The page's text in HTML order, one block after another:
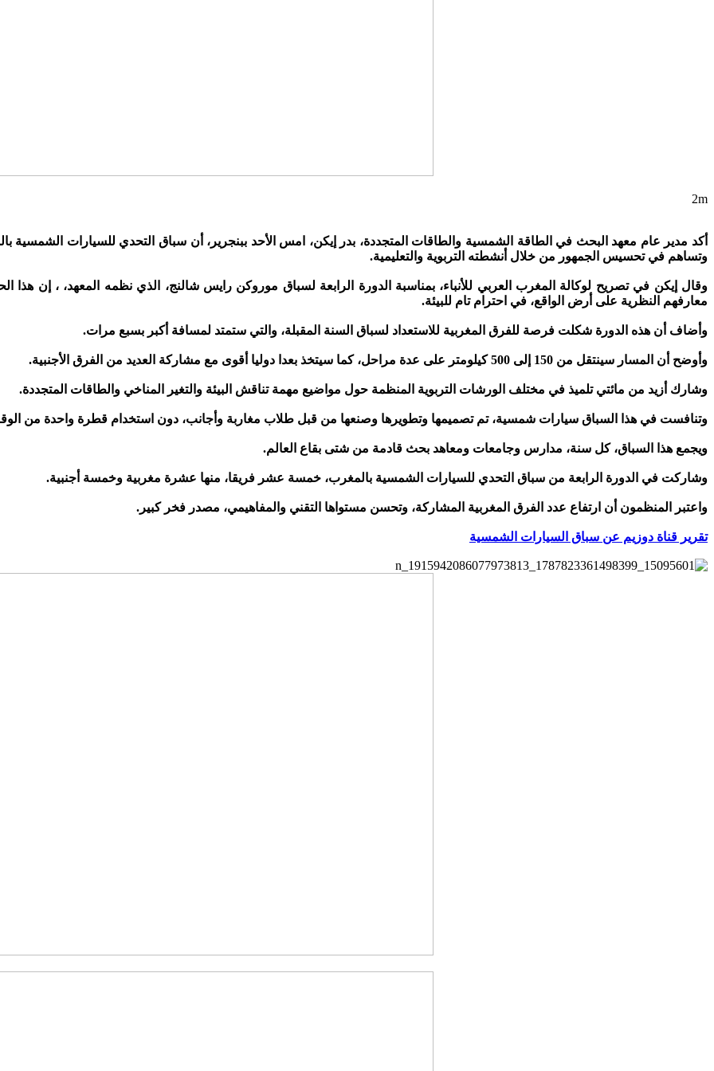
2m
أكد مدير عام معهد البحث في الطاقة الشمسية والطاقات المتجددة، بدر إيكن، امس الأحد ببنجرير، أن سباق التحدي للسيارات الشمسية
وتساهم في تحسيس الجمهور من خلال أنشطته التربوية والتعليمية.
معارفهم النظرية على أرض الواقع، في احترام تام للبيئة.
وأضاف أن هذه الدورة شكلت فرصة للفرق المغربية للاستعداد لسباق السنة المقبلة، والتي ستمتد لمسافة أكبر بسبع مرات.
وأوضح أن المسار سينتقل من 150 إلى 500 كيلومتر على عدة مراحل، كما سيتخذ بعدا دوليا أقوى مع مشاركة العديد من الفرق الأجنبية.
وشارك أزيد من مائتي تلميذ في مختلف الورشات التربوية المنظمة حول مواضيع مهمة تناقش البيئة والتغير المناخي والطاقات المتجددة.
وتنافست في هذا السباق سيارات شمسية، تم تصميمها وتطويرها وصنعها من قبل طلاب مغاربة وأجانب، دون استخدام قطرة واحدة من
ويجمع هذا السباق، كل سنة، مدارس وجامعات ومعاهد بحث قادمة من شتى بقاع العالم.
وشاركت في الدورة الرابعة من سباق التحدي للسيارات الشمسية بالمغرب، خمسة عشر فريقا، منها عشرة مغربية وخمسة أجنبية.
واعتبر المنظمون أن ارتفاع عدد الفرق المغربية المشاركة، وتحسن مستواها التقني والمفاهيمي، مصدر فخر كبير.
تقرير قناة دوزيم عن سباق السيارات الشمسية